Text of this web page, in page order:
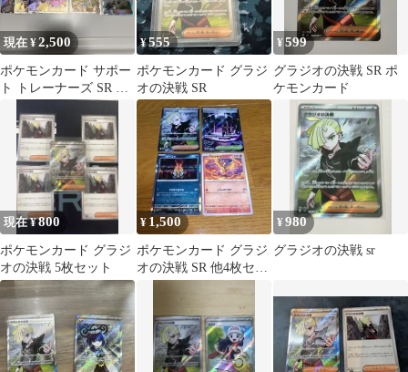
現在 ¥2,500
ポケモンカード サポー
ト トレーナーズ SR ま
¥555
ポケモンカード グラジ
オの決戦 SR
¥599
グラジオの決戦 SR ポ
ケモンカード
現在 ¥800
ポケモンカード グラジ
オの決戦 5枚セット
¥ 1,500
ポケモンカード グラジ
オの決戦 SR 他4枚セッ
¥980
グラジオの決戦 sr